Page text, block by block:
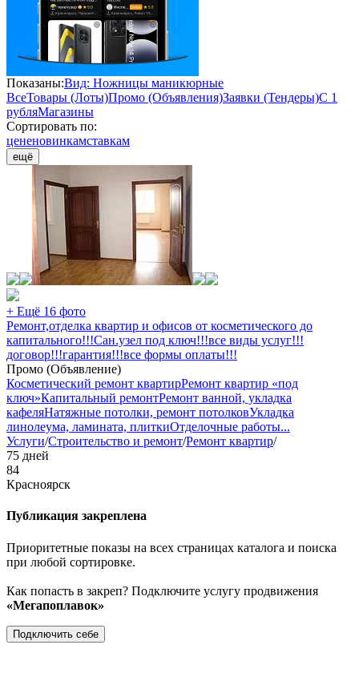
Показаны:Вид: Ножницы маникюрные
ВсеТовары (Лоты)Промо (Объявления)Заявки (Тендеры)С 1
рубляМагазины
Сортировать по:
цененовинкамставкам
ещё
+ Ещё 16 фото
Ремонт,отделка квартир и офисов от косметического до
капитального!!!Сан.узел под ключ!!!все виды услуг!!!
договор!!!гарантия!!!все формы оплаты!!!
Промо (Объявление)
Косметический ремонт квартирРемонт квартир «под
ключ»Капитальный ремонтРемонт ванной, укладка
кафеляНатяжные потолки, ремонт потолковУкладка
линолеума, ламината, плиткиОтделочные работы...
Услуги/Строительство и ремонт/Ремонт квартир/
75 дней
84
Красноярск
Публикация закреплена
Приоритетные показы на всех страницах каталога и поиска
при любой сортировке.
Как попасть в закреп? Подключите услугу продвижения
«Мегапоплавок»
Подключить себе